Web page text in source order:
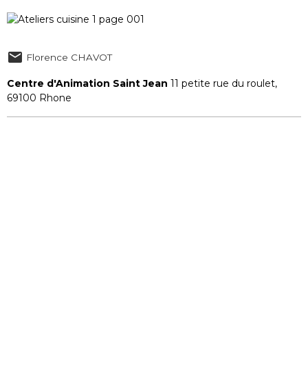
Florence CHAVOT
Centre d'Animation Saint Jean 11 petite rue du roulet,
69100 Rhone